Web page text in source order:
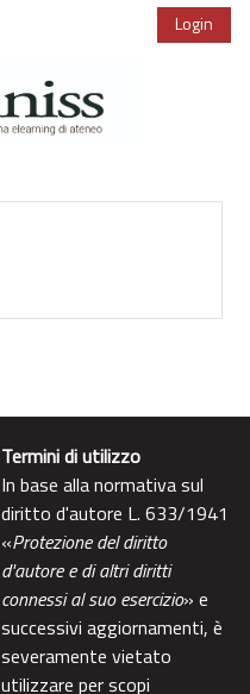
Login
Termini di utilizzo
In base alla normativa sul
diritto d'autore L. 633/1941
«Protezione del diritto
d'autore e di altri diritti
connessi al suo esercizio» e
successivi aggiornamenti, è
severamente vietato
utilizzare per scopi